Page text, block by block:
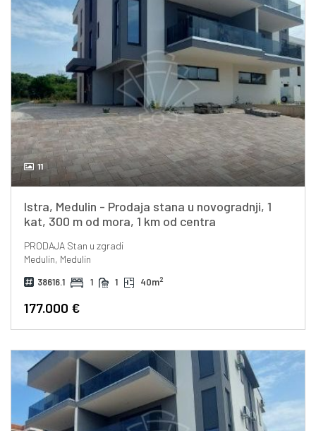
11
Istra, Medulin - Prodaja stana u novogradnji, 1
kat, 300 m od mora, 1 km od centra
PRODAJAStan u zgradi
Medulin, Medulin
38616.1 1 1 40m2
177.000 €